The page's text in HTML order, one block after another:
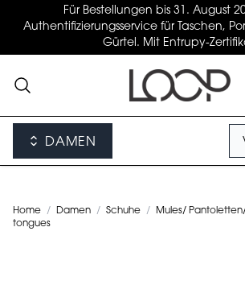
Für Bestellungen bis 31. August
Authentifizierungsservice für Taschen,
Gürtel. Mit Entrupy-
DAMEN
Home / Damen / Schuhe / Mules/
tongues